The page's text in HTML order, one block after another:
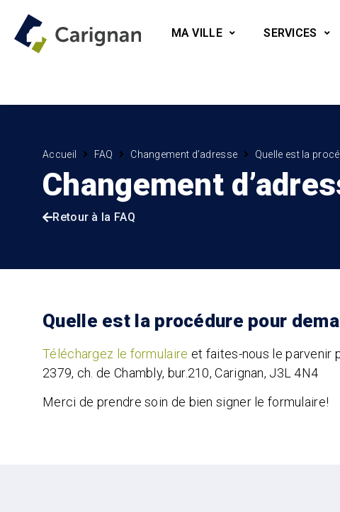
MA VILLE SERVICES
Accueil FAQ Changement d’adresse Quelle est la
Changement
Retour à la FAQ
Quelle est la procédure pour
Téléchargez le formulaire et faites-nous le parvenir
2379, ch. de Chambly, bur.210, Carignan, J3L 4N4
Merci de prendre soin de bien signer le formulaire!